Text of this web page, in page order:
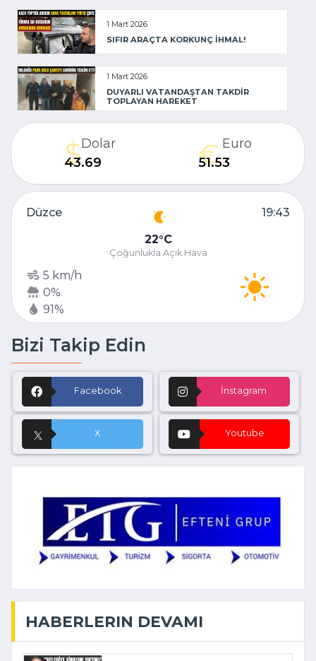
1 Mart 2026
SIFIR ARAÇTA KORKUNÇ İHMAL!
1 Mart 2026
DUYARLI VATANDAŞTAN TAKDİR
TOPLAYAN HAREKET
Dolar
43.69
Euro
51.53
Düzce
19:43
22 C
Çoğunlukla Açık Hava
5 km/h
0%
91%
Bizi Takip Edin
Facebook İnstagram
X Youtube
HABERLERIN DEVAMI